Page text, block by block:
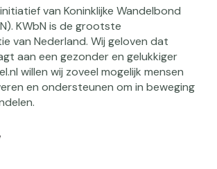
van Koninklijke Wandelbond
KWbN is de grootste
van Nederland. Wij geloven dat
aan een gezonder en gelukkiger
willen wij zoveel mogelijk mensen
en ondersteunen om in beweging